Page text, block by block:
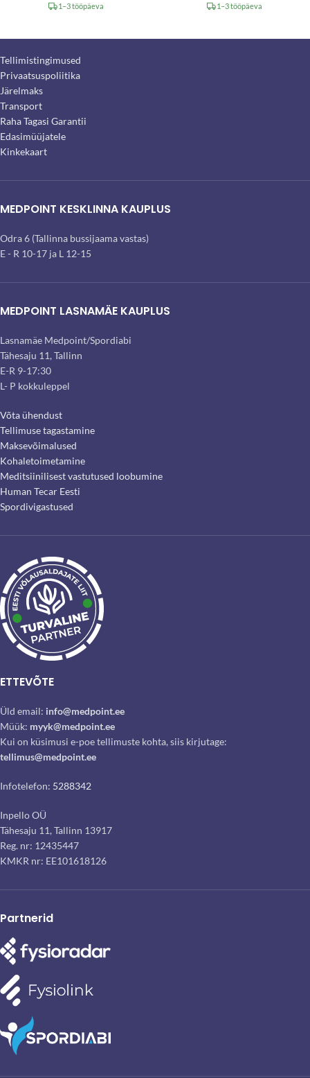
1–3 tööpäeva 1–3 tööpäeva
Tellimistingimused
Privaatsuspoliitika
Järelmaks
Transport
Raha Tagasi Garantii
Edasimüüjatele
Kinkekaart
MEDPOINT KESKLINNA KAUPLUS
Odra 6 (Tallinna bussijaama vastas)
E - R 10-17 ja L 12-15
MEDPOINT LASNAMÄE KAUPLUS
Lasnamäe Medpoint/Spordiabi
Tähesaju 11, Tallinn
E-R 9-17:30
L- P kokkuleppel
Võta ühendust
Tellimuse tagastamine
Maksevõimalused
Kohaletoimetamine
Meditsiinilisest vastutused loobumine
Human Tecar Eesti
Spordivigastused
ETTEVÕTE
Üld email: info@medpoint.ee
Müük: myyk@medpoint.ee
Kui on küsimusi e-poe tellimuste kohta, siis kirjutage:
tellimus@medpoint.ee
Infotelefon: 5288342
Inpello OÜ
Tähesaju 11, Tallinn 13917
Reg. nr: 12435447
KMKR nr: EE101618126
Partnerid